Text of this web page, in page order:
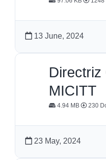
13 June, 2024
Directriz
MICITT
4.94 MB 230
23 May, 2024